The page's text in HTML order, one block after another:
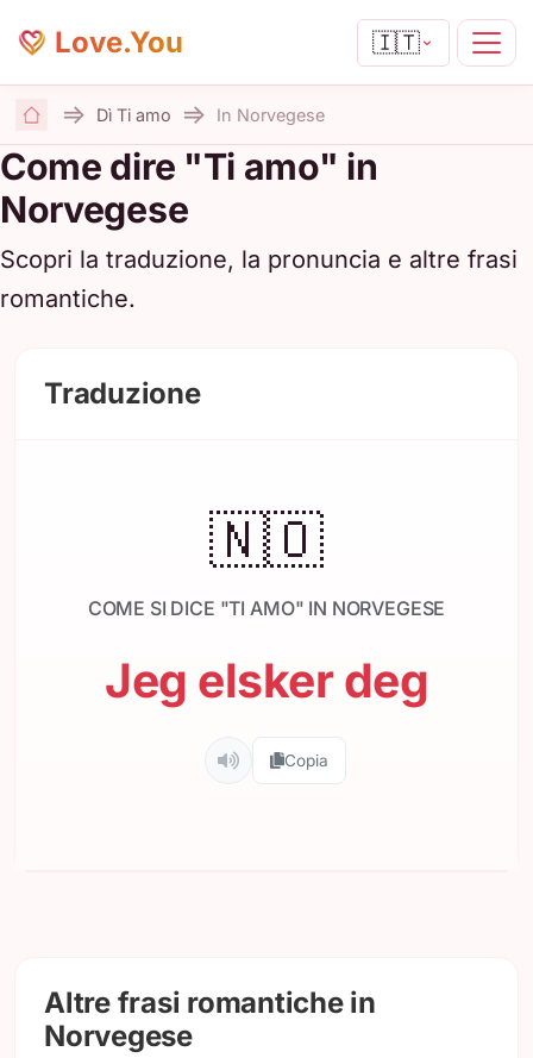
Love.You 🇮🇹
Home
Dì Ti amo In Norvegese
Come dire "Ti amo" in
Norvegese
Scopri la traduzione, la pronuncia e altre frasi
romantiche.
Traduzione
🇳🇴
COME SI DICE "TI AMO" IN NORVEGESE
Jeg elsker deg
Copia
Altre frasi romantiche in
Norvegese